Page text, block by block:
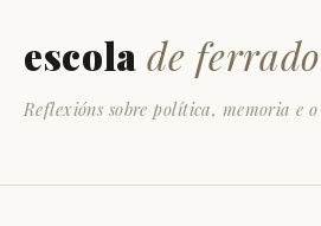
escola de ferrado
Reflexións sobre política, memoria e